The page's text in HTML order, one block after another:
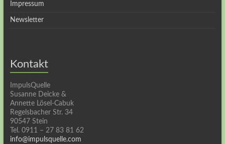
Impressum
Newsletter
Kontakt
ImpulsQuelle
Susanne Deicke &
Annette Lösel-Cabuk
Regelsbacher Str. 34
90547 Stein
Tel. 0911 – 27 83 81 62
info@impulsquelle.com